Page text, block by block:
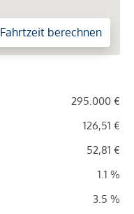
Fahrtzeit berechnen
295.000 €
126,51 €
52,81 €
1.1 %
3.5 %